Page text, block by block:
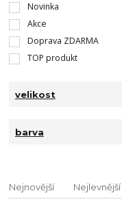
Novinka
Akce
Doprava ZDARMA
TOP produkt
velikost
barva
Nejnovější Nejlevnější